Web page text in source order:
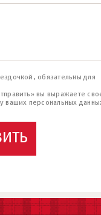
обязательны для
вы выражаете
ваших персональных